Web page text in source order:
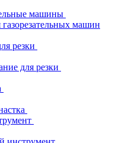
машины
машин
резки
для резки